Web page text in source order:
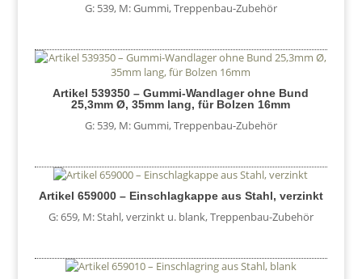
G: 539, M: Gummi,Treppenbau-Zubehör
Artikel 539350 – Gummi-Wandlager ohne Bund
25,3mm Ø, 35mm lang, für Bolzen 16mm
G: 539, M: Gummi,Treppenbau-Zubehör
Artikel 659000 – Einschlagkappe aus Stahl, verzinkt
G: 659, M: Stahl, verzinkt u. blank,Treppenbau-Zubehör